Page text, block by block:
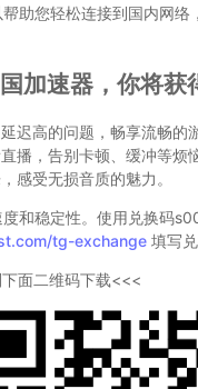
助您轻松连接到国内网
加速器，你将获
迟高的问题，畅享流畅的
播，告别卡顿、缓冲等烦恼
感受无损音质的魅力。
和稳定性。使用兑换码
tg-exchange 填写
面二维码下载<<<